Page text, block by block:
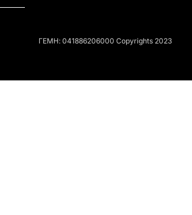
ΓΕΜΗ: 041886206000 Copyrights 2023